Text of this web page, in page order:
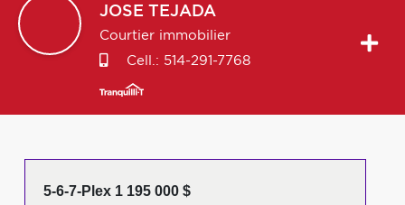
JOSE TEJADA
Courtier immobilier
Cell.: 514-291-7768
5-6-7-Plex 1 195 000 $